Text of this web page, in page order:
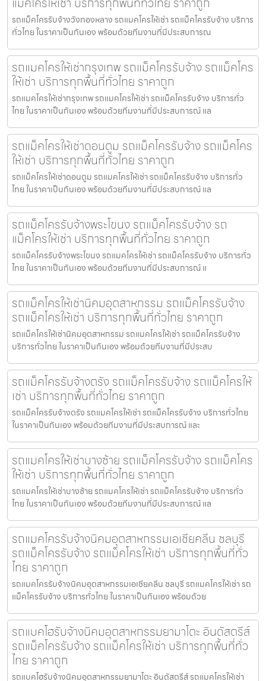
รถแม็คโครรับจ้างวังทองหลาง รถแมคโครให้เช่า รถแม็คโครรับจ้าง บริการ
ทั่วไทย ในราคาเป็นกันเอง พร้อมด้วยทีมงานที่มีประสบการณ
รถแมคโครให้เช่ากรุงเทพ รถแม็คโครรับจ้าง รถแม็คโคร
ให้เช่า บริการทุกพื้นที่ทั่วไทย ราคาถูก
รถแมคโครให้เช่ากรุงเทพ รถแมคโครให้เช่า รถแม็คโครรับจ้าง บริการทั่ว
ไทย ในราคาเป็นกันเอง พร้อมด้วยทีมงานที่มีประสบการณ์ แล
รถแม็คโครให้เช่าดอนตูม รถแม็คโครรับจ้าง รถแม็คโคร
ให้เช่า บริการทุกพื้นที่ทั่วไทย ราคาถูก
รถแม็คโครให้เช่าดอนตูม รถแมคโครให้เช่า รถแม็คโครรับจ้าง บริการทั่ว
ไทย ในราคาเป็นกันเอง พร้อมด้วยทีมงานที่มีประสบการณ์ แล
รถแม็คโครรับจ้างพระโขนง รถแม็คโครรับจ้าง รถ
แม็คโครให้เช่า บริการทุกพื้นที่ทั่วไทย ราคาถูก
รถแม็คโครรับจ้างพระโขนง รถแมคโครให้เช่า รถแม็คโครรับจ้าง บริการทั่ว
ไทย ในราคาเป็นกันเอง พร้อมด้วยทีมงานที่มีประสบการณ์ แ
รถแม็คโครให้เช่านิคมอุตสาหกรรม รถแม็คโครรับจ้าง
รถแม็คโครให้เช่า บริการทุกพื้นที่ทั่วไทย ราคาถูก
รถแม็คโครให้เช่านิคมอุตสาหกรรม รถแมคโครให้เช่า รถแม็คโครรับจ้าง
บริการทั่วไทย ในราคาเป็นกันเอง พร้อมด้วยทีมงานที่มีประสบ
รถแม็คโครรับจ้างตรัง รถแม็คโครรับจ้าง รถแม็คโครให้
เช่า บริการทุกพื้นที่ทั่วไทย ราคาถูก
รถแม็คโครรับจ้างตรัง รถแมคโครให้เช่า รถแม็คโครรับจ้าง บริการทั่วไทย
ในราคาเป็นกันเอง พร้อมด้วยทีมงานที่มีประสบการณ์ และ
รถแมคโครให้เช่าบางซ้าย รถแม็คโครรับจ้าง รถแม็คโคร
ให้เช่า บริการทุกพื้นที่ทั่วไทย ราคาถูก
รถแมคโครให้เช่าบางซ้าย รถแมคโครให้เช่า รถแม็คโครรับจ้าง บริการทั่ว
ไทย ในราคาเป็นกันเอง พร้อมด้วยทีมงานที่มีประสบการณ์ แล
รถแมคโครรับจ้างนิคมอุตสาหกรรมเอเชียคลีน ชลบุรี
รถแม็คโครรับจ้าง รถแม็คโครให้เช่า บริการทุกพื้นที่ทั่ว
ไทย ราคาถูก
รถแมคโครรับจ้างนิคมอุตสาหกรรมเอเชียคลีน ชลบุรี รถแมคโครให้เช่า รถ
แม็คโครรับจ้าง บริการทั่วไทย ในราคาเป็นกันเอง พร้อมด้วย
รถแบคโฮรับจ้างนิคมอุตสาหกรรมยามาโตะ อินดัสตรีส์
รถแม็คโครรับจ้าง รถแม็คโครให้เช่า บริการทุกพื้นที่ทั่ว
ไทย ราคาถูก
รถแบคโฮรับจ้างนิคมอุตสาหกรรมยามาโตะ อินดัสตรีส์ รถแมคโครให้เช่า